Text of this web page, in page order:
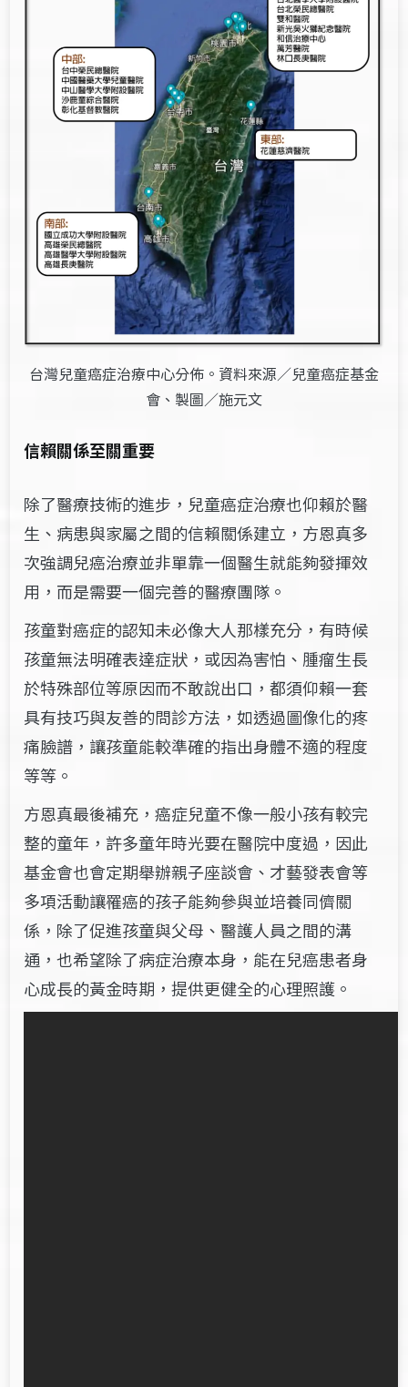
台灣兒童癌症治療中心分佈。資料來源／兒童癌症基金
會、製圖／施元文
信賴關係至關重要
除了醫療技術的進步，兒童癌症治療也仰賴於醫
生、病患與家屬之間的信賴關係建立，方恩真多
次強調兒癌治療並非單靠一個醫生就能夠發揮效
用，而是需要一個完善的醫療團隊。
孩童對癌症的認知未必像大人那樣充分，有時候
孩童無法明確表達症狀，或因為害怕、腫瘤生長
於特殊部位等原因而不敢說出口，都須仰賴一套
具有技巧與友善的問診方法，如透過圖像化的疼
痛臉譜，讓孩童能較準確的指出身體不適的程度
等等。
方恩真最後補充，癌症兒童不像一般小孩有較完
整的童年，許多童年時光要在醫院中度過，因此
基金會也會定期舉辦親子座談會、才藝發表會等
多項活動讓罹癌的孩子能夠參與並培養同儕關
係，除了促進孩童與父母、醫護人員之間的溝
通，也希望除了病症治療本身，能在兒癌患者身
心成長的黃金時期，提供更健全的心理照護。